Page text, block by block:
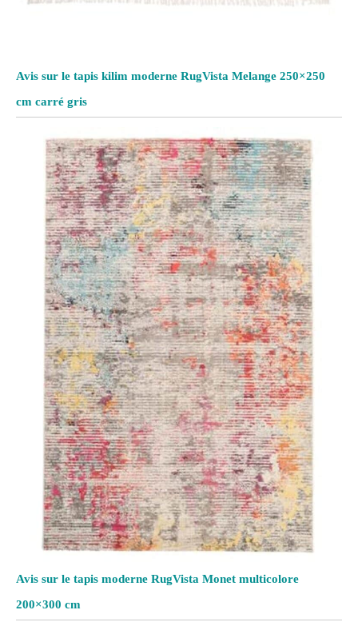
Avis sur le tapis kilim moderne RugVista Melange 250×250
cm carré gris
Avis sur le tapis moderne RugVista Monet multicolore
200×300 cm